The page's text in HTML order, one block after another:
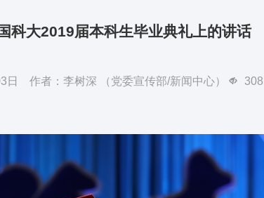
科大2019届本科生毕业典礼上的讲话
日 作者：李树深 （党委宣传部/新闻中心）
308